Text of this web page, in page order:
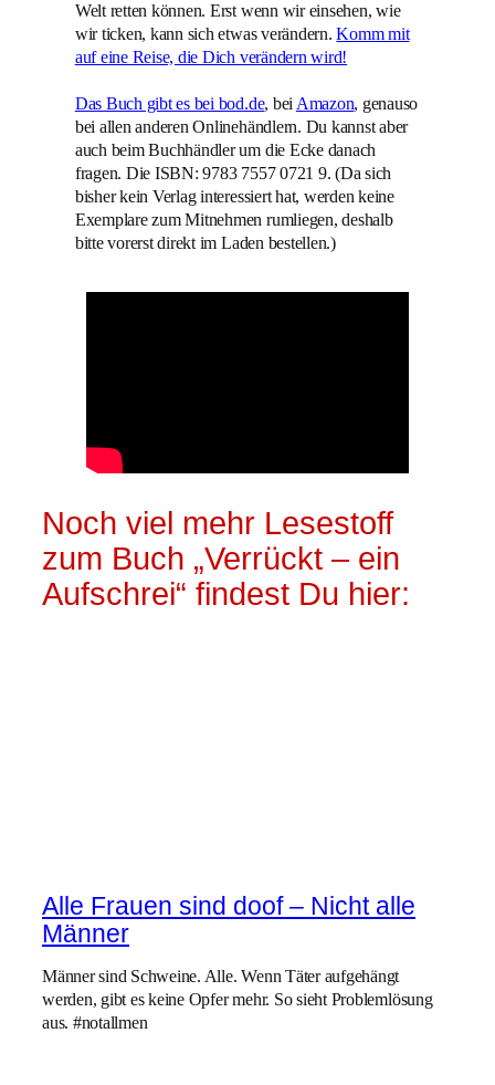
Welt retten können. Erst wenn wir einsehen, wie
wir ticken, kann sich etwas verändern.Komm mit
auf eine Reise, die Dich verändern wird!
Das Buch gibt es bei bod.de, beiAmazon, genauso
bei allen anderen Onlinehändlern. Du kannst aber
auch beim Buchhändler um die Ecke danach
fragen. Die ISBN: 9783 7557 0721 9. (Da sich
bisher kein Verlag interessiert hat, werden keine
Exemplare zum Mitnehmen rumliegen, deshalb
bitte vorerst direkt im Laden bestellen.)
Noch viel mehr Lesestoff
zum Buch „Verrückt – ein
Aufschrei“ findest Du hier:
Alle Frauen sind doof – Nicht alle
Männer
Männer sind Schweine. Alle. Wenn Täter aufgehängt
werden, gibt es keine Opfer mehr. So sieht Problemlösung
aus. #notallmen